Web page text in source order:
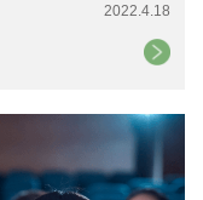
2022.4.18